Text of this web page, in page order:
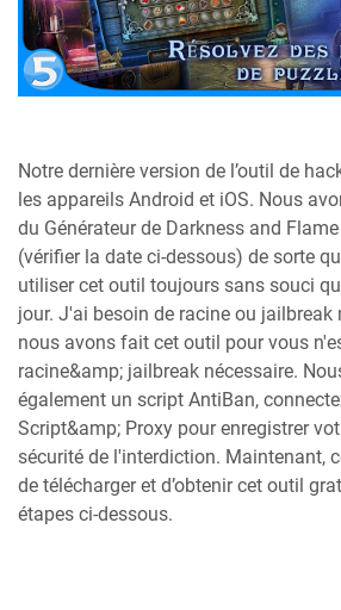
Notre dernière version de l’outil de
les appareils Android et iOS. Nous
du Générateur de Darkness and
(vérifier la date ci-dessous) de sorte
utiliser cet outil toujours sans souci
jour. J'ai besoin de racine ou jailbreak
nous avons fait cet outil pour vous
racine&amp; jailbreak nécessaire.
également un script AntiBan,
Script&amp; Proxy pour enregistrer
sécurité de l'interdiction. Maintenant,
de télécharger et d’obtenir cet outil
étapes ci-dessous.